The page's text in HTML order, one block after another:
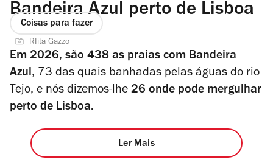
Bandeira Azul perto de Lisboa
Coisas para fazer
RIita Gazzo
Em 2026, são 438 as praias com Bandeira
Azul, 73 das quais banhadas pelas águas do rio
Tejo, e nós dizemos-lhe 26 onde pode mergulhar
perto de Lisboa.
Ler Mais